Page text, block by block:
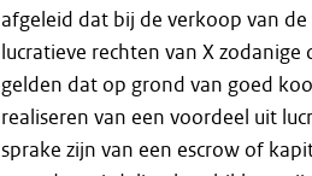
afgeleid dat bij de verkoop van
lucratieve rechten van X
gelden dat op grond van goed
realiseren van een voordeel uit
sprake zijn van een escrow of